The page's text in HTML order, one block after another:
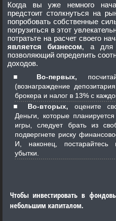
Когда вы уже немного начали
предстоит столкнуться на
попробовать собственные силы. Но прежде чем с головой
погрузиться в этот увлекательный мир, еще
потратьте на расчет своего
является бизнесом, а для
позволяющий определить соотношение затрат и возможных
доходов.
Во-первых,
(вознаграждение
брокера
Во-вторых, оцените
Деньги, которые
игры, следует брать из свободных средств. Так вы не
подвергнете риску финансовое
И, наконец, постарайтесь
убытки.
Чтобы инвестировать в фондовый рынок,
небольшим капиталом.